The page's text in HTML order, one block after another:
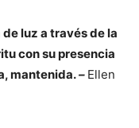
luz a través de la
con su presencia
mantenida.– Ellen